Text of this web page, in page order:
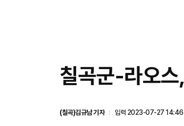
칠곡군-라오스
(칠곡)김규남 기자
입력 2023-07-27 14:46